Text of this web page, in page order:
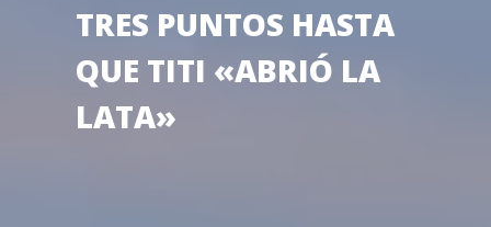
TRES PUNTOS HASTA
QUE TITI «ABRIÓ LA
LATA»